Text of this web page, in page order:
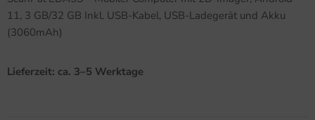
11, 3 GB/32 GB Inkl. USB-Kabel, USB-Ladegerät und Akku
(3060mAh)
Lieferzeit: ca. 3–5 Werktage